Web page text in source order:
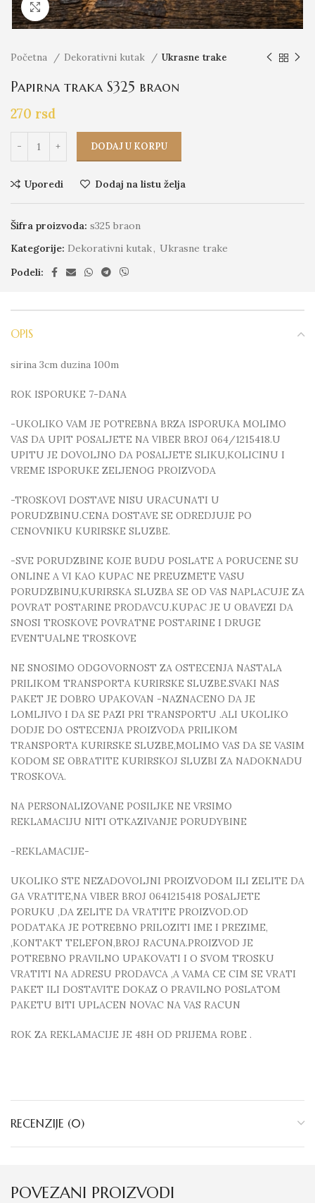
Click to enlarge
Početna Dekorativni kutak Ukrasne trake
Papirna traka S325 braon
270 rsd
DODAJ U KORPU
Uporedi Dodaj na listu želja
Šifra proizvoda: s325 braon
Kategorije: Dekorativni kutak, Ukrasne trake
Podeli:
OPIS
sirina 3cm duzina 100m
ROK ISPORUKE 7-DANA
-UKOLIKO VAM JE POTREBNA BRZA ISPORUKA MOLIMO
VAS DA UPIT POSALJETE NA VIBER BROJ 064/1215418.U
UPITU JE DOVOLJNO DA POSALJETE SLIKU,KOLICINU I
VREME ISPORUKE ZELJENOG PROIZVODA
-TROSKOVI DOSTAVE NISU URACUNATI U
PORUDZBINU.CENA DOSTAVE SE ODREDJUJE PO
CENOVNIKU KURIRSKE SLUZBE.
-SVE PORUDZBINE KOJE BUDU POSLATE A PORUCENE SU
ONLINE A VI KAO KUPAC NE PREUZMETE VASU
PORUDZBINU,KURIRSKA SLUZBA SE OD VAS NAPLACUJE ZA
POVRAT POSTARINE PRODAVCU.KUPAC JE U OBAVEZI DA
SNOSI TROSKOVE POVRATNE POSTARINE I DRUGE
EVENTUALNE TROSKOVE
NE SNOSIMO ODGOVORNOST ZA OSTECENJA NASTALA
PRILIKOM TRANSPORTA KURIRSKE SLUZBE.SVAKI NAS
PAKET JE DOBRO UPAKOVAN -NAZNACENO DA JE
LOMLJIVO I DA SE PAZI PRI TRANSPORTU .ALI UKOLIKO
DODJE DO OSTECENJA PROIZVODA PRILIKOM
TRANSPORTA KURIRSKE SLUZBE,MOLIMO VAS DA SE VASIM
KODOM SE OBRATITE KURIRSKOJ SLUZBI ZA NADOKNADU
TROSKOVA.
NA PERSONALIZOVANE POSILJKE NE VRSIMO
REKLAMACIJU NITI OTKAZIVANJE PORUDYBINE
-REKLAMACIJE-
UKOLIKO STE NEZADOVOLJNI PROIZVODOM ILI ZELITE DA
GA VRATITE,NA VIBER BROJ 0641215418 POSALJETE
PORUKU ,DA ZELITE DA VRATITE PROIZVOD.OD
PODATAKA JE POTREBNO PRILOZITI IME I PREZIME,
,KONTAKT TELEFON,BROJ RACUNA.PROIZVOD JE
POTREBNO PRAVILNO UPAKOVATI I O SVOM TROSKU
VRATITI NA ADRESU PRODAVCA ,A VAMA CE CIM SE VRATI
PAKET ILI DOSTAVITE DOKAZ O PRAVILNO POSLATOM
PAKETU BITI UPLACEN NOVAC NA VAS RACUN
ROK ZA REKLAMACIJE JE 48H OD PRIJEMA ROBE .
RECENZIJE (0)
POVEZANI PROIZVODI